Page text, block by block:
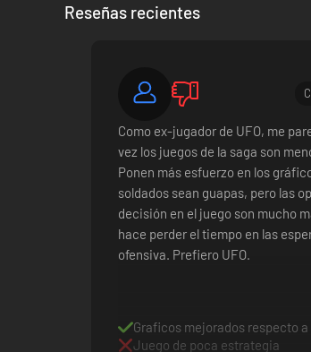
Reseñas recientes
Como ex-jugador de UFO, me
vez los juegos de la saga son
Ponen más esfuerzo en los
soldados sean guapas, pero las
decisión en el juego son mucho
hace perder el tiempo en las
ofensiva. Prefiero UFO.
Graficos mejorados respecto a
Juego de poca estrategia